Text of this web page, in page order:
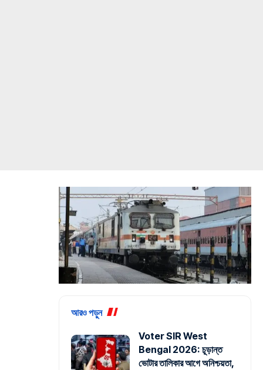
আরও পড়ুন
Voter SIR West
Bengal 2026: চূড়ান্ত
ভোটার তালিকার আগে অনিশ্চয়তা,